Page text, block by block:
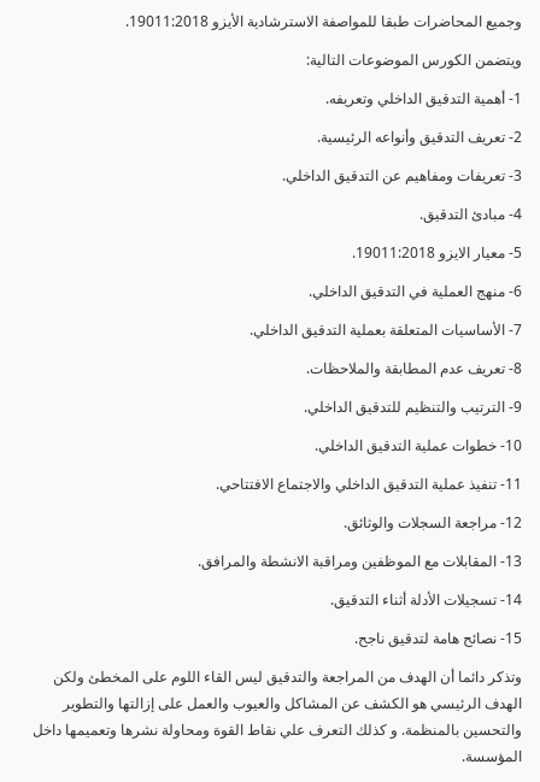
وجميع المحاضرات طبقا للمواصفة الاسترشادية الأيزو 19011:2018.
ويتضمن الكورس الموضوعات التالية:
1- أهمية التدقيق الداخلي وتعريفه.
2- تعريف التدقيق وأنواعه الرئيسية.
3- تعريفات ومفاهيم عن التدقيق الداخلي.
4- مبادئ التدقيق.
5- معيار الايزو 19011:2018.
6- منهج العملية في التدقيق الداخلي.
7- الأساسيات المتعلقة بعملية التدقيق الداخلي.
8- تعريف عدم المطابقة والملاحظات.
9- الترتيب والتنظيم للتدقيق الداخلي.
10- خطوات عملية التدقيق الداخلي.
11- تنفيذ عملية التدقيق الداخلي والاجتماع الافتتاحي.
12- مراجعة السجلات والوثائق.
13- المقابلات مع الموظفين ومراقبة الانشطة والمرافق.
14- تسجيلات الأدلة أثناء التدقيق.
15- نصائح هامة لتدقيق ناجح.
وتذكر دائما أن الهدف من المراجعة والتدقيق ليس القاء اللوم على المخطئ ولكن
الهدف الرئيسي هو الكشف عن المشاكل والعيوب والعمل على إزالتها والتطوير
والتحسين بالمنظمة. و كذلك التعرف علي نقاط القوة ومحاولة نشرها وتعميمها داخل
المؤسسة.